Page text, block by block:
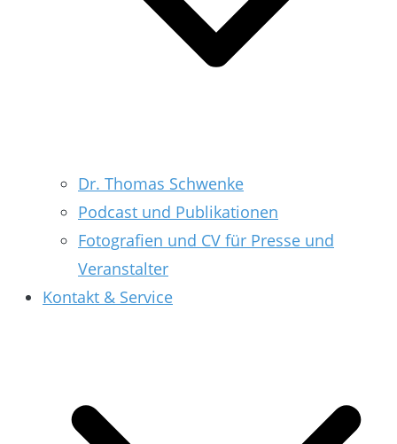
Dr. Thomas Schwenke
Podcast und Publikationen
Fotografien und CV für Presse und
Veranstalter
Kontakt & Service